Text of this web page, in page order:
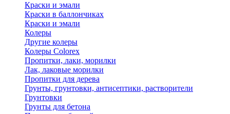
Краски и эмали
Краски в баллончиках
Краски и эмали
Колеры
Другие колеры
Колеры Colorex
Пропитки, лаки, морилки
Лак, лаковые морилки
Пропитки для дерева
Грунты, грунтовки, антисептики, растворители
Грунтовки
Грунты для бетона